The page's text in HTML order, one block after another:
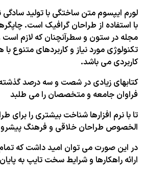
لورم ایپسوم متن ساختگی با تولید
با استفاده از طراحان گرافیک است.
مجله در ستون و سطرآنچنان که لازم است
تکنولوژی مورد نیاز و کاربردهای متنوع
کاربردی می باشد.
کتابهای زیادی در شصت و سه درصد
فراوان جامعه و متخصصان را می طلبد
تا با نرم افزارها شناخت بیشتری را برای
الخصوص طراحان خلاقی و فرهنگ پیشرو
در این صورت می توان امید داشت که
ارائه راهکارها و شرایط سخت تایپ به